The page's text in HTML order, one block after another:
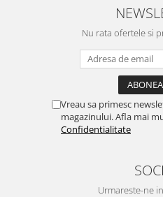
Nu rata ofertele si
Vreau sa primesc
magazinului. Afla mai
Confidentialitate
Urmareste-ne